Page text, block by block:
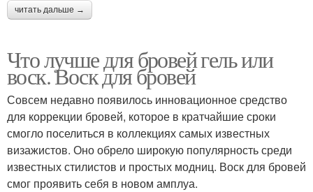
читать дальше →
Что лучше для бровей гель или
воск. Воск для бровей
Совсем недавно появилось инновационное средство
для коррекции бровей, которое в кратчайшие сроки
смогло поселиться в коллекциях самых известных
визажистов. Оно обрело широкую популярность среди
известных стилистов и простых модниц. Воск для бровей
смог проявить себя в новом амплуа.